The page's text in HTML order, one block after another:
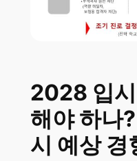
2028 입
해야 하나
시 예상 경